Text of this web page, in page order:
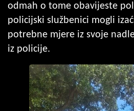
odmah o tome obavijeste
policijski službenici mogli
potrebne mjere iz svoje
iz policije.